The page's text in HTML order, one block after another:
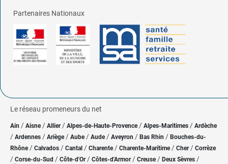
Partenaires Nationaux
Le réseau promeneurs du net
Ain / Aisne/ Allier/ Alpes-de-Haute-Provence / Alpes-Maritimes / Ardèche
/ Ardennes / Ariège/ Aube/ Aude / Aveyron / Bas Rhin / Bouches-du-
Rhône/ Calvados / Cantal / Charente / Charente-Maritime/ Cher / Corrèze
/ Corse-du-Sud / Côte-d'Or / Côtes-d'Armor/ Creuse/ Deux Sèvres /